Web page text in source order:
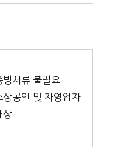
빙서류 불필요
상공인 및 자영업자
상